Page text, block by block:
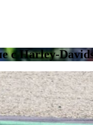
с Harley-